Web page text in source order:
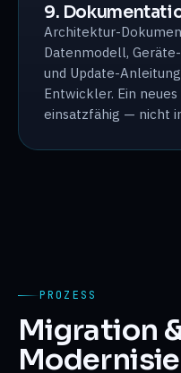
9.
Architektur-
Datenmodell,
und Update-
Entwickler. Ein
einsatzfähig — nicht
PROZESS
Migration